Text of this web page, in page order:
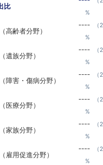
比
%
高齢者分野）
----
%
遺族分野）
----
%
障害・傷病分野）
----
%
医療分野）
----
%
家族分野）
----
%
雇用促進分野）
----
%